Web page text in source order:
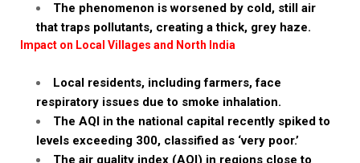
The phenomenon is worsened by cold, still air
that traps pollutants, creating a thick, grey haze.
Impact on Local Villages and North India
Local residents, including farmers, face
respiratory issues due to smoke inhalation.
The AQI in the national capital recently spiked to
levels exceeding 300, classified as ‘very poor.’
The air quality index (AQI) in regions close to